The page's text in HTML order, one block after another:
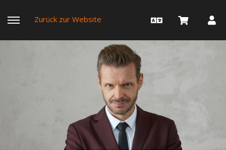
Zurück zur Website